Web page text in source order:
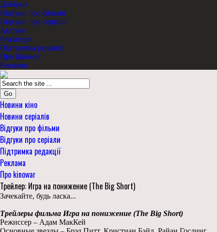
Добірки
Відгуки про фільми
Відгуки про серіали
Актори
Режисери
Підтримка редакції
Про kinowar
Реклама
Go
Новини кіно
Новини серіалів
Відгуки про фільми
Відгуки про серіали
Підтримка редакції
Реклама
Про kinowar
Трейлер: Игра на понижение (The Big Short)
Зачекайте, будь ласка...
Трейлеры фильма Игра на понижение (The Big Short)
Режиссер – Адам МакКей